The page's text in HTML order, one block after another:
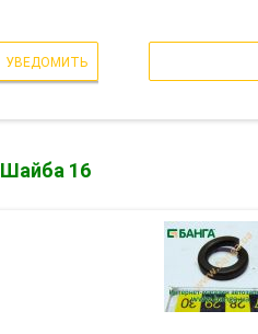
УВЕДОМИТЬ
Шайба 16